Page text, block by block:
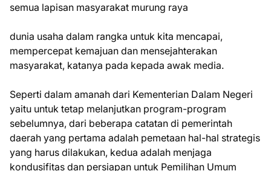
semua lapisan masyarakat murung raya
dunia usaha dalam rangka untuk kita mencapai,
mempercepat kemajuan dan mensejahterakan
masyarakat, katanya pada kepada awak media.
Seperti dalam amanah dari Kementerian Dalam Negeri
yaitu untuk tetap melanjutkan program-program
sebelumnya, dari beberapa catatan di pemerintah
daerah yang pertama adalah pemetaan hal-hal strategis
yang harus dilakukan, kedua adalah menjaga
kondusifitas dan persiapan untuk Pemilihan Umum